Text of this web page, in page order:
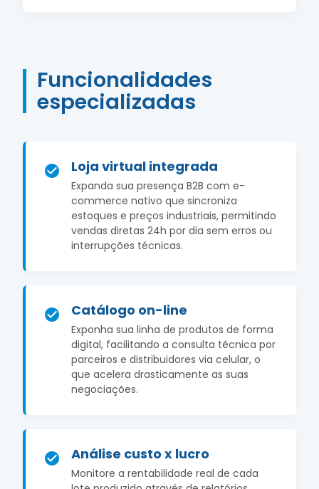
Funcionalidades
especializadas
Loja virtual integrada
Expanda sua presença B2B com e-
commerce nativo que sincroniza
estoques e preços industriais, permitindo
vendas diretas 24h por dia sem erros ou
interrupções técnicas.
Catálogo on-line
Exponha sua linha de produtos de forma
digital, facilitando a consulta técnica por
parceiros e distribuidores via celular, o
que acelera drasticamente as suas
negociações.
Análise custo x lucro
Monitore a rentabilidade real de cada